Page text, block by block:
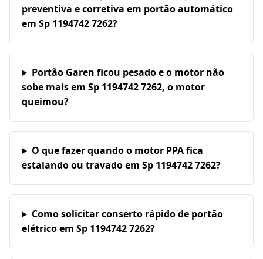
preventiva e corretiva em portão automático
em Sp 1194742 7262?
Portão Garen ficou pesado e o motor não
sobe mais em Sp 1194742 7262, o motor
queimou?
O que fazer quando o motor PPA fica
estalando ou travado em Sp 1194742 7262?
Como solicitar conserto rápido de portão
elétrico em Sp 1194742 7262?